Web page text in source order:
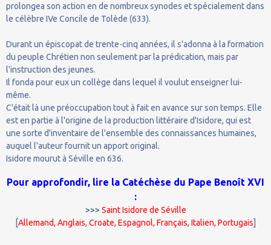
prolongea son action en de nombreux synodes et spécialement dans
le célèbre IVe Concile de Tolède (633).
Durant un épiscopat de trente-cinq années, il s'adonna à la formation
du peuple Chrétien non seulement par la prédication, mais par
l'instruction des jeunes.
Il fonda pour eux un collège dans lequel il voulut enseigner lui-
même.
C'était là une préoccupation tout à fait en avance sur son temps. Elle
est en partie à l'origine de la production littéraire d'Isidore, qui est
une sorte d'inventaire de l'ensemble des connaissances humaines,
auquel l'auteur fournit un apport original.
Isidore mourut à Séville en 636.
Pour approfondir, lire la Catéchèse du Pape Benoît XVI
:
>>> Saint Isidore de Séville
[Allemand, Anglais, Croate, Espagnol, Français, Italien, Portugais]